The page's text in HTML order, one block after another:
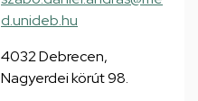
d.unideb.hu
4032 Debrecen,
Nagyerdei körút 98.